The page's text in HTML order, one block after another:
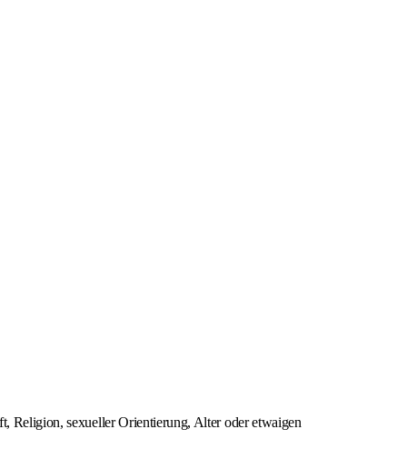
Religion, sexueller Orientierung, Alter oder etwaigen